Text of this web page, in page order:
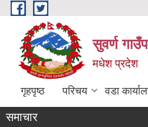
Skip to main content
सुवर्ण
मधेश प्रदेश
गृहपृष्ठ परिचय वडा
समाचार